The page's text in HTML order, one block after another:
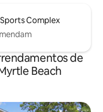
Complex
de
Beach